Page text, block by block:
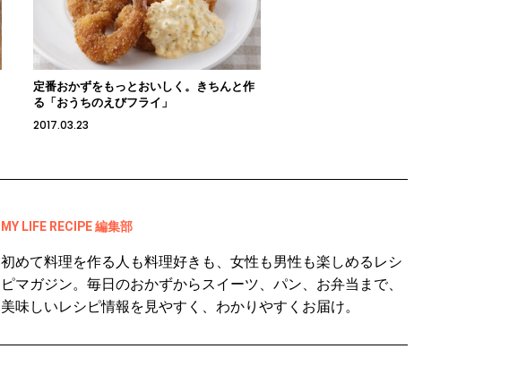
定番おかずをもっとおいしく。きちんと作
る「おうちのえびフライ」
2017.03.23
MY LIFE RECIPE 編集部
初めて料理を作る人も料理好きも、女性も男性も楽しめるレシ
ピマガジン。毎日のおかずからスイーツ、パン、お弁当まで、
美味しいレシピ情報を見やすく、わかりやすくお届け。